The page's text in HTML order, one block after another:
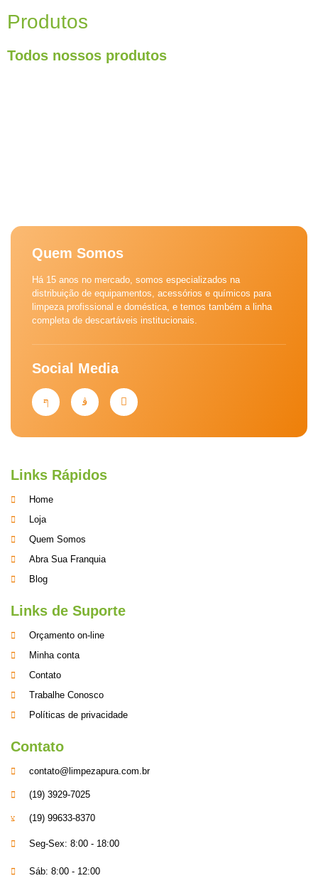
Produtos
Todos nossos produtos
Quem Somos
Há 15 anos no mercado, somos especializados na
distribuição de equipamentos, acessórios e químicos para
limpeza profissional e doméstica, e temos também a linha
completa de descartáveis institucionais.
Social Media
Links Rápidos
Home
Loja
Quem Somos
Abra Sua Franquia
Blog
Links de Suporte
Orçamento on-line
Minha conta
Contato
Trabalhe Conosco
Políticas de privacidade
Contato
contato@limpezapura.com.br
(19) 3929-7025
(19) 99633-8370
Seg-Sex: 8:00 - 18:00
Sáb: 8:00 - 12:00